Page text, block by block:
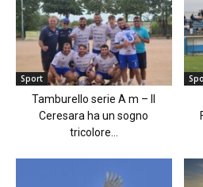
Sport
Tamburello serie A m – Il
Ceresara ha un sogno
tricolore...